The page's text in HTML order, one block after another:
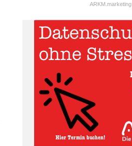
ARKM.marketing